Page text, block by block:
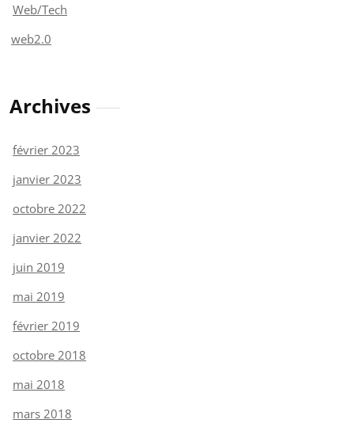
Web/Tech
web2.0
Archives
février 2023
janvier 2023
octobre 2022
janvier 2022
juin 2019
mai 2019
février 2019
octobre 2018
mai 2018
mars 2018